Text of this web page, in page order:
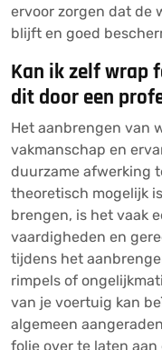
ervoor zorgen dat de
blijft en goed
Kan ik zelf wrap
dit door een
Het aanbrengen van
vakmanschap en
duurzame afwerking
theoretisch mogelijk
brengen, is het vaak
vaardigheden en
tijdens het
rimpels of
van je voertuig kan
algemeen
folie over te laten